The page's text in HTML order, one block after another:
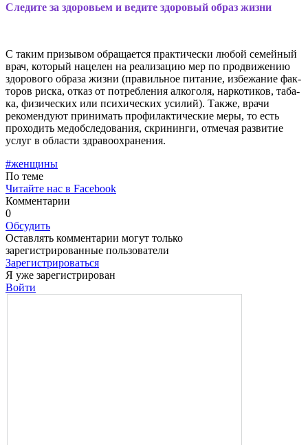
Следите за здоровьем и ведите здоровый образ жизни
С таким призывом обращает­ся практически любой семейный
врач, который нацелен на реали­зацию мер по продвижению
здо­рового образа жизни (правиль­ное питание, избежание фак­
торов риска, отказ от потребле­ния алкоголя, наркотиков, таба­
ка, физических или психических усилий). Также, врачи
рекомен­дуют принимать профилакти­ческие меры, то есть
проходить медобследования, скрининги, отмечая развитие
услуг в облас­ти здравоохранения.
#женщины
По теме
Читайте нас в Facebook
Комментарии
0
Обсудить
Оставлять комментарии могут только
зарегистрированные пользователи
Зарегистрироваться
Я уже зарегистрирован
Войти